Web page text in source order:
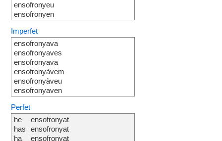
ensofronyeu
ensofronyen
Imperfet
ensofronyava
ensofronyaves
ensofronyava
ensofronyàvem
ensofronyàveu
ensofronyaven
Perfet
he
has
ha
ensofronyat
ensofronyat
ensofronyat